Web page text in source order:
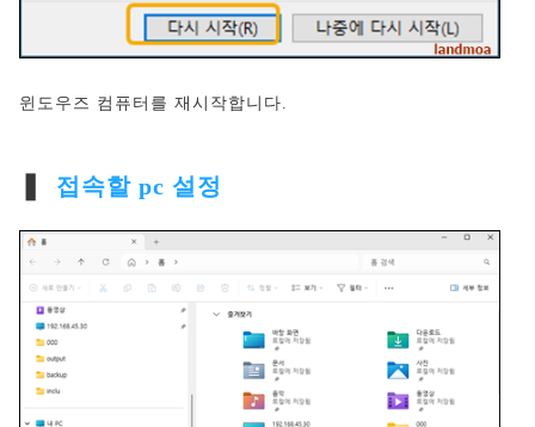
윈도우즈 컴퓨터를 재시작합니다.
접속할 pc 설정